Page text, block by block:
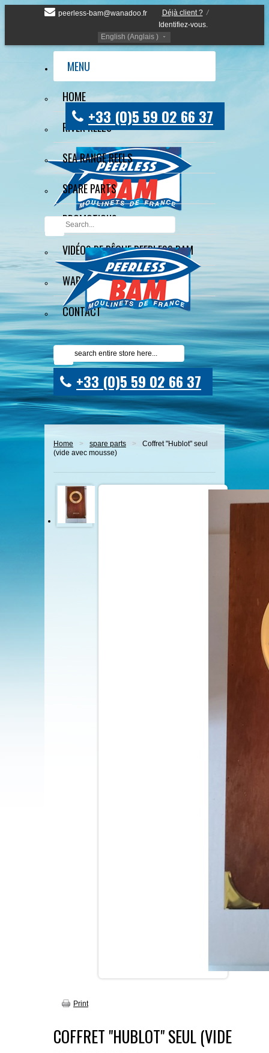
peerless-bam@wanadoo.fr Déjà client ? /
Identifiez-vous.
English (Anglais )
MENU
HOME
RIVER REELS
SEA RANGE REELS
SPARE PARTS
PROMOTIONS
VIDÉOS DE PÊCHE PEERLESS BAM
WARRANTY
CONTACT
+33 (0)5 59 02 66 37
+33 (0)5 59 02 66 37
Home > spare parts >
Coffret "Hublot" seul
(vide avec mousse)
Print
COFFRET "HUBLOT" SEUL (VIDE